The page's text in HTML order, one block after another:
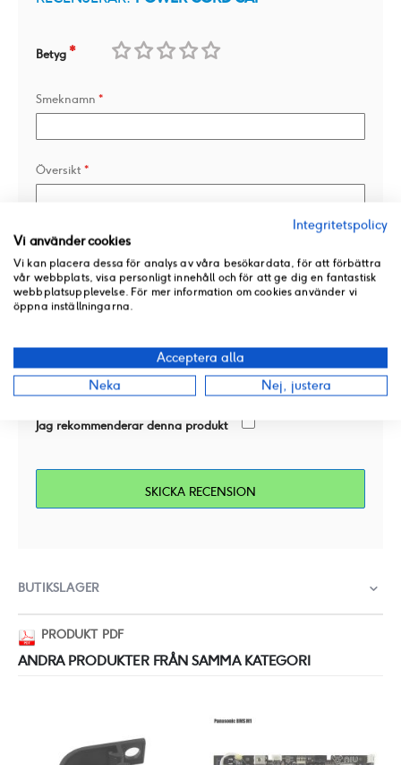
Betyg
Smeknamn
Översikt
Recension
Jag rekommenderar denna produkt
SKICKA RECENSION
BUTIKSLAGER
PRODUKT PDF
ANDRA PRODUKTER FRÅN SAMMA KATEGORI
Integritetspolicy
Vi använder cookies
Vi kan placera dessa för analys av våra besökardata, för att förbättra
vår webbplats, visa personligt innehåll och för att ge dig en fantastisk
webbplatsupplevelse. För mer information om cookies använder vi
öppna inställningarna.
Acceptera alla
Neka
Nej, justera